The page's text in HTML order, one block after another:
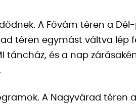
A Fővám téren a
téren egymást váltva lép
táncház, és a nap
A Nagyvárad téren